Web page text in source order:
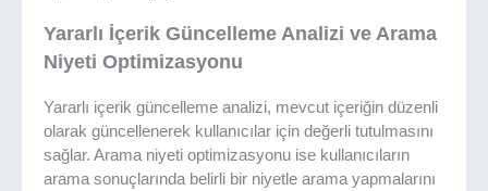
Yararlı İçerik Güncelleme Analizi ve Arama
Niyeti Optimizasyonu
Yararlı içerik güncelleme analizi, mevcut içeriğin düzenli
olarak güncellenerek kullanıcılar için değerli tutulmasını
sağlar. Arama niyeti optimizasyonu ise kullanıcıların
arama sonuçlarında belirli bir niyetle arama yapmalarını